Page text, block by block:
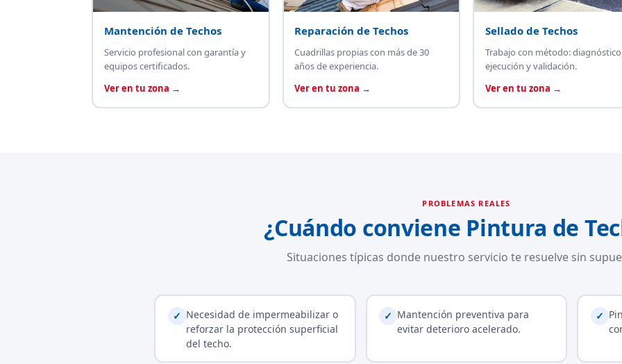
Mantención de Techos
Servicio profesional con garantía y
equipos certificados.
Ver en tu zona →
Reparación de Techos
Cuadrillas propias con más de 30
años de experiencia.
Ver en tu zona →
Sellado de Techos
Trabajo con método:
ejecución y validación.
Ver en tu zona →
PROBLEMAS REALES
¿Cuándo conviene Pintura de
Situaciones típicas donde nuestro servicio te resuelve sin
✓ Necesidad de impermeabilizar o
reforzar la protección superficial
del techo.
✓ Mantención preventiva para
evitar deterioro acelerado.
✓